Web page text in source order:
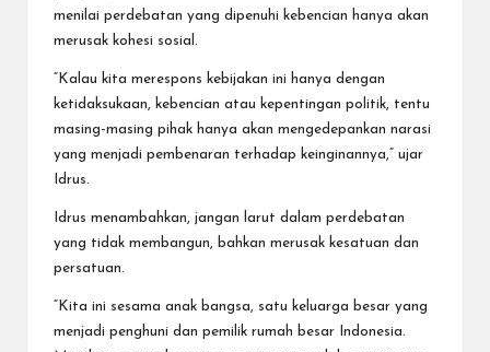
menilai perdebatan yang dipenuhi kebencian hanya akan
merusak kohesi sosial.
“Kalau kita merespons kebijakan ini hanya dengan
ketidaksukaan, kebencian atau kepentingan politik, tentu
masing-masing pihak hanya akan mengedepankan narasi
yang menjadi pembenaran terhadap keinginannya,” ujar
Idrus.
Idrus menambahkan, jangan larut dalam perdebatan
yang tidak membangun, bahkan merusak kesatuan dan
persatuan.
“Kita ini sesama anak bangsa, satu keluarga besar yang
menjadi penghuni dan pemilik rumah besar Indonesia.